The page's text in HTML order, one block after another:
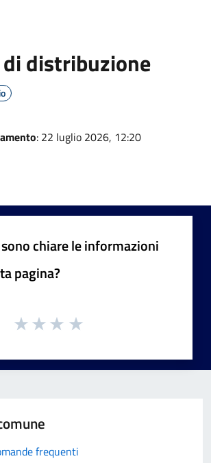
di distribuzione
: 22 luglio 2026, 12:20
chiare le informazioni
pagina?
frequenti